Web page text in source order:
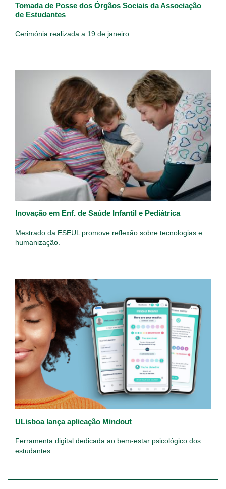
Tomada de Posse dos Órgãos Sociais da Associação
de Estudantes
Cerimónia realizada a 19 de janeiro.
Inovação em Enf. de Saúde Infantil e Pediátrica
Mestrado da ESEUL promove reflexão sobre tecnologias e
humanização.
ULisboa lança aplicação Mindout
Ferramenta digital dedicada ao bem-estar psicológico dos
estudantes.